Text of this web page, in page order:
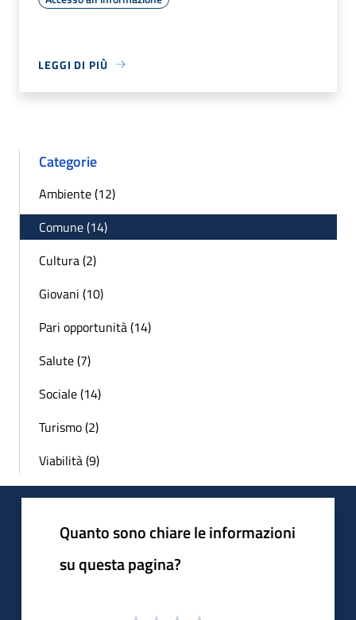
LEGGI DI PIÙ
Categorie
Ambiente (12)
Comune (14)
Cultura (2)
Giovani (10)
Pari opportunità (14)
Salute (7)
Sociale (14)
Turismo (2)
Viabilità (9)
Quanto sono chiare le informazioni
su questa pagina?